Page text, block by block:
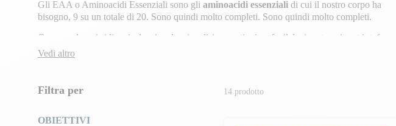
Gli EAA o Aminoacidi Essenziali sono gli aminoacidi essenziali di cui il nostro corpo ha
bisogno, 9 su un totale di 20. Sono quindi molto completi. Sono quindi molto completi.
Comprendono istidina, isoleucina, leucina, lisina, metionina, fenilalanina, treonina, triptofano e
valina.
Vedi altro
Filtra per
OBIETTIVI
14 prodotto